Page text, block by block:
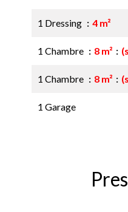
1 Dressing 4 m²
1 Chambre 8 m²
1 Chambre 8 m²
1 Garage